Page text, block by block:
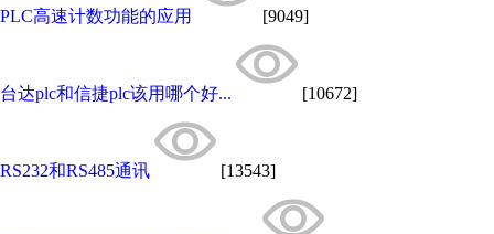
PLC高速计数功能的应用 [9049]
台达plc和信捷plc该用哪个好... [10672]
RS232和RS485通讯 [13543]